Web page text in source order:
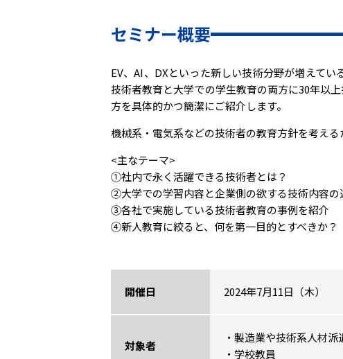
セミナー概要
EV、AI、DXといった新しい技術分野が増えて
技術者教育と大学での学生教育の両方に30年以
方を具体的かつ簡潔にご紹介します。
機械系・電気系などの技術者の教育方針を考え
<主なテーマ>
①社内で永く活躍できる技術者とは？
②大学での学習内容と企業側の欲する技術内容の
③各社で実施している技術者教育の事例を紹介
④新人教育に絞ると、何を第一目的とすべきか？
開催日 2024年7月11日（木）
対象者
・製造業や技術系人材
・学校教員